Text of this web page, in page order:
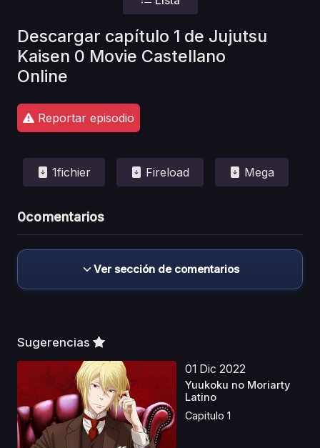
Descargar capítulo 1 de Jujutsu
Kaisen 0 Movie Castellano
Online
Reportar episodio
1fichier Fireload Mega
0comentarios
Ver sección de comentarios
Sugerencias
01 Dic 2022
Yuukoku no Moriarty
Latino
Capitulo 1